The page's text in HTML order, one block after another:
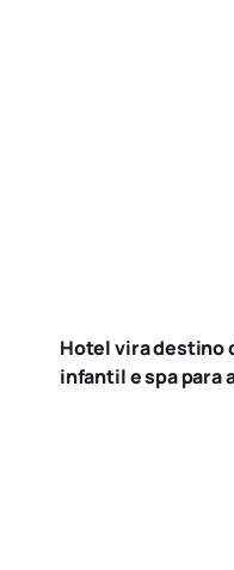
Hotel vira destino
infantil e spa para